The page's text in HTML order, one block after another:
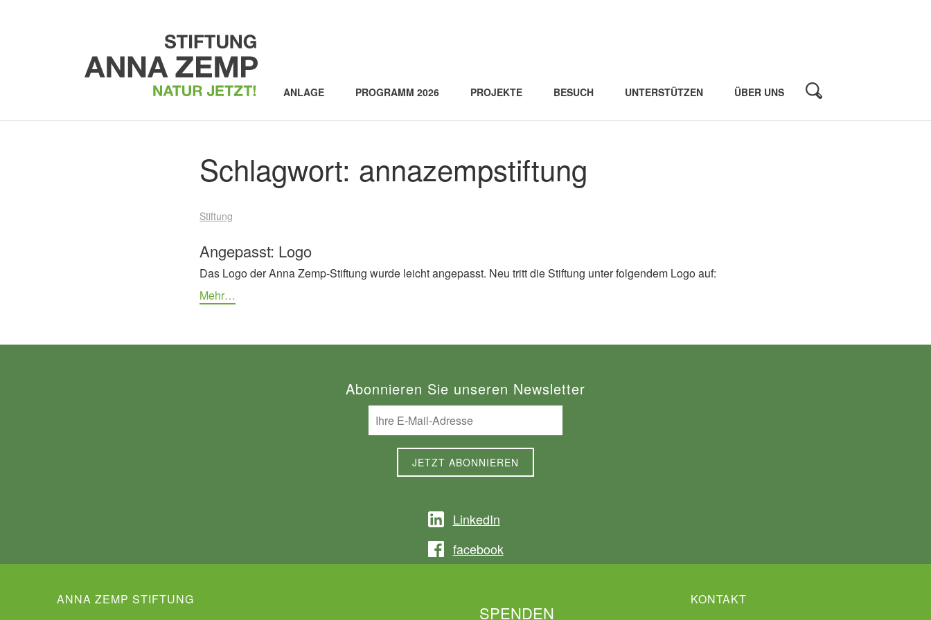
ANLAGE PROGRAMM 2026 PROJEKTE BESUCH UNTERSTÜTZEN ÜBER UNS
Schlagwort: annazempstiftung
Stiftung
Angepasst: Logo
Das Logo der Anna Zemp-Stiftung wurde leicht angepasst. Neu tritt die Stiftung unter folgendem Logo auf:
Mehr…
Abonnieren Sie unseren Newsletter
LinkedIn
facebook
ANNA ZEMP STIFTUNG
SPENDEN
KONTAKT